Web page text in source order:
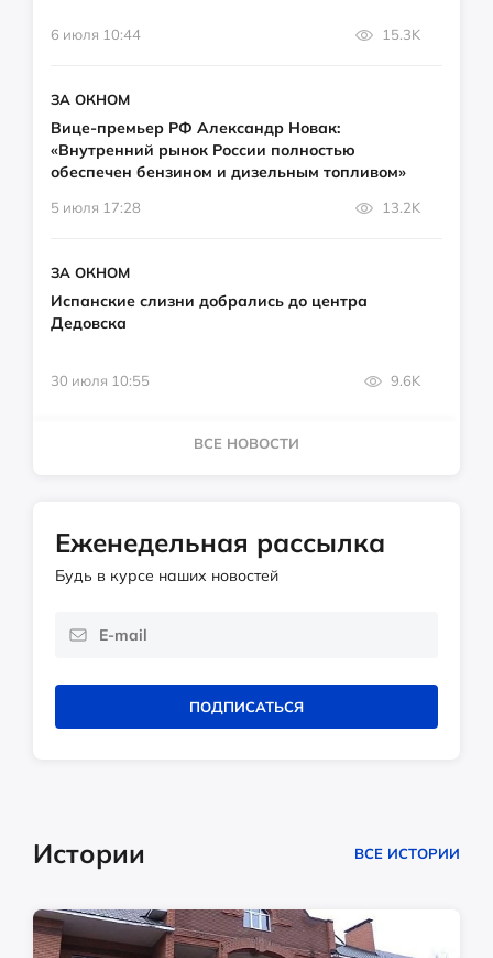
6 июля 10:44 15.3K
ЗА ОКНОМ
Вице-премьер РФ Александр Новак:
«Внутренний рынок России полностью
обеспечен бензином и дизельным топливом»
5 июля 17:28 13.2K
ЗА ОКНОМ
Испанские слизни добрались до центра
Дедовска
30 июля 10:55 9.6K
ВСЕ НОВОСТИ
Еженедельная рассылка
Будь в курсе наших новостей
ПОДПИСАТЬСЯ
Истории ВСЕ ИСТОРИИ